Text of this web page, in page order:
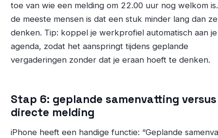
toe van wie een melding om 22.00 uur nog welkom
de meeste mensen is dat een stuk minder lang dan ze
denken. Tip: koppel je werkprofiel automatisch aan je
agenda, zodat het aanspringt tijdens geplande
vergaderingen zonder dat je eraan hoeft te denken.
Stap 6: geplande samenvatting versus
directe melding
iPhone heeft een handige functie: “Geplande